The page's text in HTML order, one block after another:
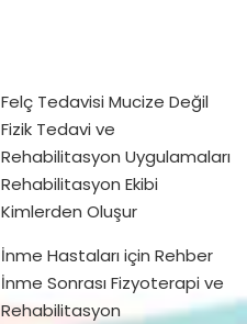
Felç Tedavisi Mucize Değil
Fizik Tedavi ve
Rehabilitasyon Uygulamaları
Rehabilitasyon Ekibi
Kimlerden Oluşur
İnme Hastaları için Rehber
İnme Sonrası Fizyoterapi ve
Rehabilitasyon